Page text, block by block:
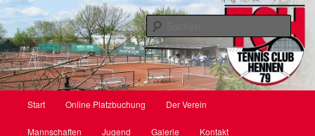
Zum
primären
Inhalt
springenTC Hennen e. V.
Start Online Platzbuchung Der Verein
Mannschaften Jugend Galerie Kontakt